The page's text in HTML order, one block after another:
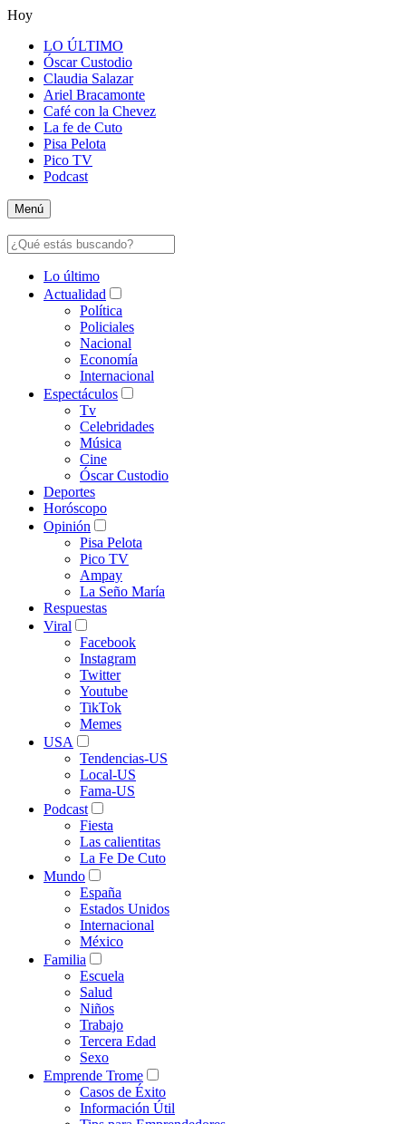
Hoy
LO ÚLTIMO
Óscar Custodio
Claudia Salazar
Ariel Bracamonte
Café con la Chevez
La fe de Cuto
Pisa Pelota
Pico TV
Podcast
Menú
Lo último
Actualidad
Política
Policiales
Nacional
Economía
Internacional
Espectáculos
Tv
Celebridades
Música
Cine
Óscar Custodio
Deportes
Horóscopo
Opinión
Pisa Pelota
Pico TV
Ampay
La Seño María
Respuestas
Viral
Facebook
Instagram
Twitter
Youtube
TikTok
Memes
USA
Tendencias-US
Local-US
Fama-US
Podcast
Fiesta
Las calientitas
La Fe De Cuto
Mundo
España
Estados Unidos
Internacional
México
Familia
Escuela
Salud
Niños
Trabajo
Tercera Edad
Sexo
Emprende Trome
Casos de Éxito
Información Útil